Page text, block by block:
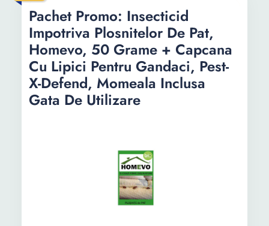
Pachet Promo: Insecticid
Impotriva Plosnitelor De Pat,
Homevo, 50 Grame + Capcana
Cu Lipici Pentru Gandaci, Pest-
X-Defend, Momeala Inclusa
Gata De Utilizare